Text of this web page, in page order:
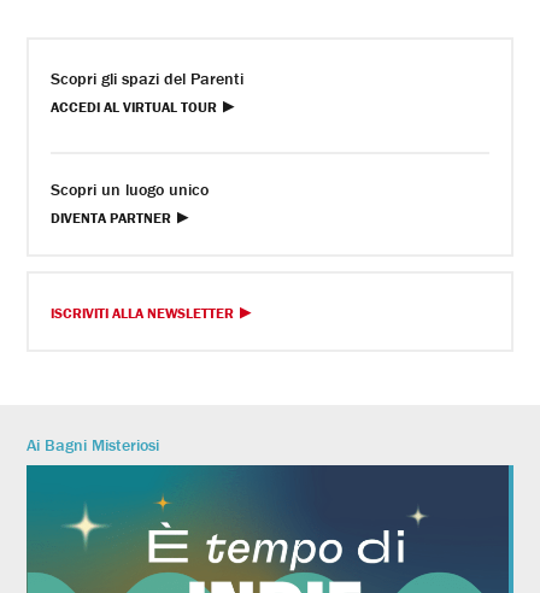
Scopri gli spazi del Parenti
ACCEDI AL VIRTUAL TOUR
Scopri un luogo unico
DIVENTA PARTNER
ISCRIVITI ALLA NEWSLETTER
Ai Bagni Misteriosi